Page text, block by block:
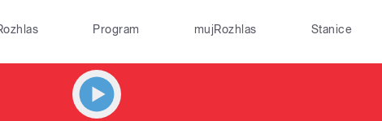
Program mujRozhlas Stanice